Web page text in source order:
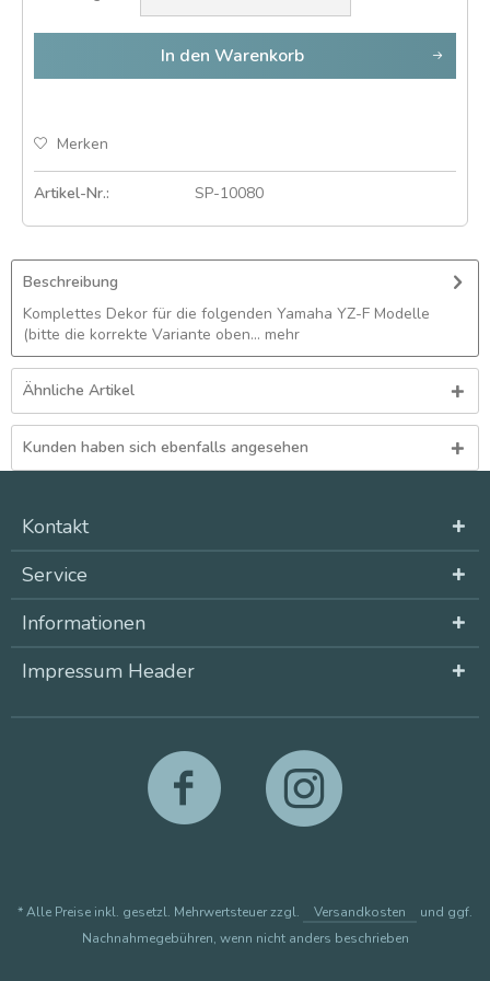
In den Warenkorb
Merken
Artikel-Nr.: SP-10080
Beschreibung
Komplettes Dekor für die folgenden Yamaha YZ-F Modelle
(bitte die korrekte Variante oben... mehr
Ähnliche Artikel
Kunden haben sich ebenfalls angesehen
Kontakt
Service
Informationen
Impressum Header
* Alle Preise inkl. gesetzl. Mehrwertsteuer zzgl. Versandkosten
und ggf.
Nachnahmegebühren, wenn nicht anders beschrieben